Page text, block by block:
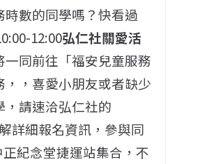
時數的同學嗎？快看過
12:00弘仁社關愛活
一同前往「福安兒童服務
，，喜愛小朋友或者缺少
，請速洽弘仁社的
詳細報名資訊，參與同
紀念堂捷運站集合，不